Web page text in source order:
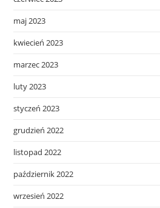
maj 2023
kwiecień 2023
marzec 2023
luty 2023
styczeń 2023
grudzień 2022
listopad 2022
październik 2022
wrzesień 2022